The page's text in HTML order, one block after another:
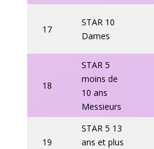
17
STAR 10
Dames
18
STAR 5
moins de
10 ans
Messieurs
19
STAR 5 13
ans et plus